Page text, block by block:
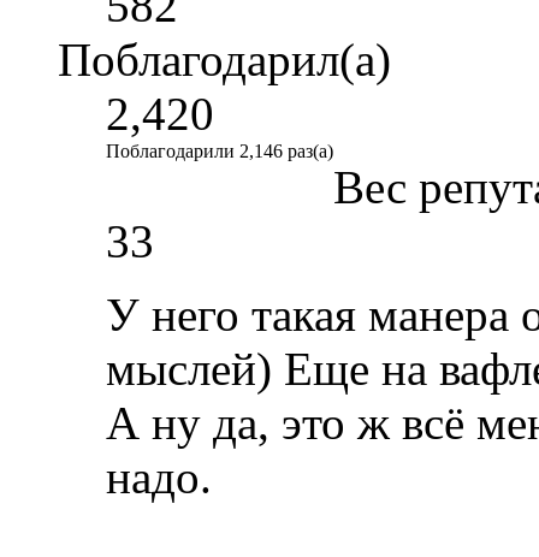
Поблагодарил(а)
2,420
Поблагодарили 2,146 раз(а)
Вес
33
У него такая
мыслей) Еще на
А ну да, это ж всё
надо.